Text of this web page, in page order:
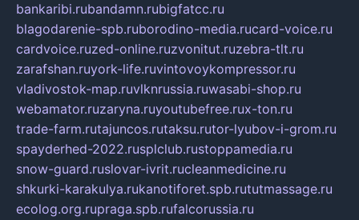
bankaribi.rubandamn.rubigfatcc.ru
blagodarenie-spb.ruborodino-media.rucard-voice.ru
cardvoice.ruzed-online.ruzvonitut.ruzebra-tlt.ru
zarafshan.ruyork-life.ruvintovoykompressor.ru
vladivostok-map.ruvlknrussia.ruwasabi-shop.ru
webamator.ruzaryna.ruyoutubefree.rux-ton.ru
trade-farm.rutajuncos.rutaksu.rutor-lyubov-i-grom.ru
spayderhed-2022.rusplclub.rustoppamedia.ru
snow-guard.ruslovar-ivrit.rucleanmedicine.ru
shkurki-karakulya.rukanotiforet.spb.rututmassage.ru
ecolog.org.rupraga.spb.rufalcorussia.ru